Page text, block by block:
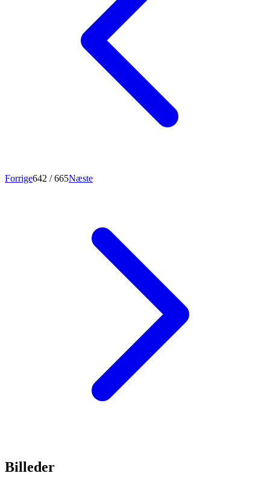
Forrige642 / 665Næste
Billeder